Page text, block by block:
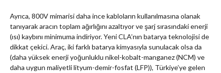
Ayrıca, 800V mimarisi daha ince kabloların kullanılmasına olanak
tanıyarak aracın toplam ağırlığını azaltıyor ve şarj sırasındaki enerji
(ısı) kaybını minimuma indiriyor. Yeni CLA’nın batarya teknolojisi de
dikkat çekici. Araç, iki farklı batarya kimyasıyla sunulacak olsa da
(daha yüksek enerji yoğunluklu nikel-kobalt-manganez (NCM) ve
daha uygun maliyetli lityum-demir-fosfat (LFP)), Türkiye’ye gelen